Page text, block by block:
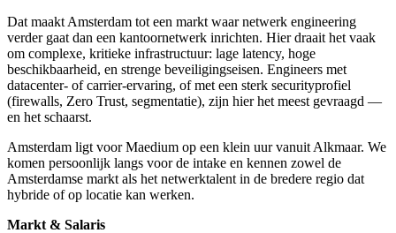
Dat maakt Amsterdam tot een markt waar netwerk engineering
verder gaat dan een kantoornetwerk inrichten. Hier draait het vaak
om complexe, kritieke infrastructuur: lage latency, hoge
beschikbaarheid, en strenge beveiligingseisen. Engineers met
datacenter- of carrier-ervaring, of met een sterk securityprofiel
(firewalls, Zero Trust, segmentatie), zijn hier het meest gevraagd —
en het schaarst.
Amsterdam ligt voor Maedium op een klein uur vanuit Alkmaar. We
komen persoonlijk langs voor de intake en kennen zowel de
Amsterdamse markt als het netwerktalent in de bredere regio dat
hybride of op locatie kan werken.
Markt & Salaris